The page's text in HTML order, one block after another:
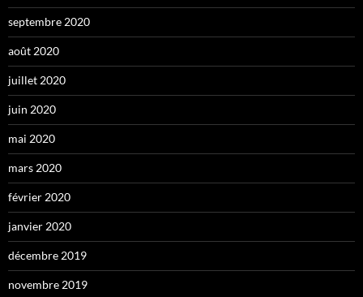
septembre 2020
août 2020
juillet 2020
juin 2020
mai 2020
mars 2020
février 2020
janvier 2020
décembre 2019
novembre 2019